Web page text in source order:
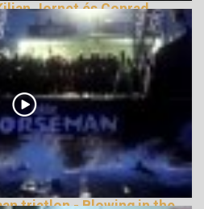
Jornet és Conrad